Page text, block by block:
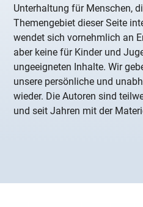
Unterhaltung für Menschen,
Themengebiet dieser Seite
wendet sich vornehmlich an
aber keine für Kinder und
ungeeigneten Inhalte. Wir
unsere persönliche und
wieder. Die Autoren sind
und seit Jahren mit der